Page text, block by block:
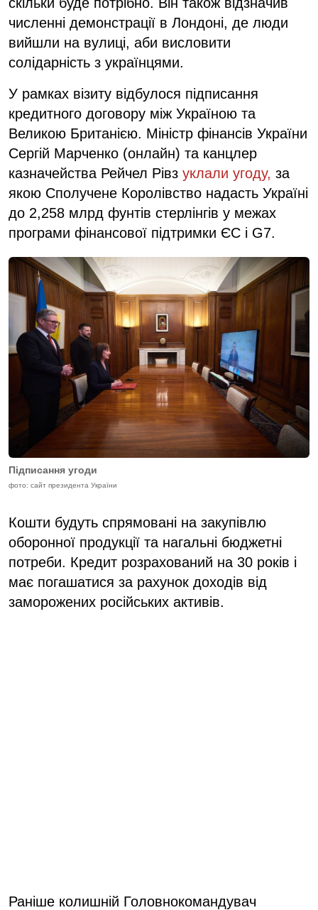
численні демонстрації в Лондоні, де люди
вийшли на вулиці, аби висловити
солідарність з українцями.
У рамках візиту відбулося підписання
кредитного договору між Україною та
Великою Британією. Міністр фінансів України
Сергій Марченко (онлайн) та канцлер
казначейства Рейчел Рівз уклали угоду, за
якою Сполучене Королівство надасть Україні
до 2,258 млрд фунтів стерлінгів у межах
програми фінансової підтримки ЄС і G7.
Підписання угоди
фото: сайт президента України
Кошти будуть спрямовані на закупівлю
оборонної продукції та нагальні бюджетні
потреби. Кредит розрахований на 30 років і
має погашатися за рахунок доходів від
заморожених російських активів.
Раніше колишній Головнокомандувач